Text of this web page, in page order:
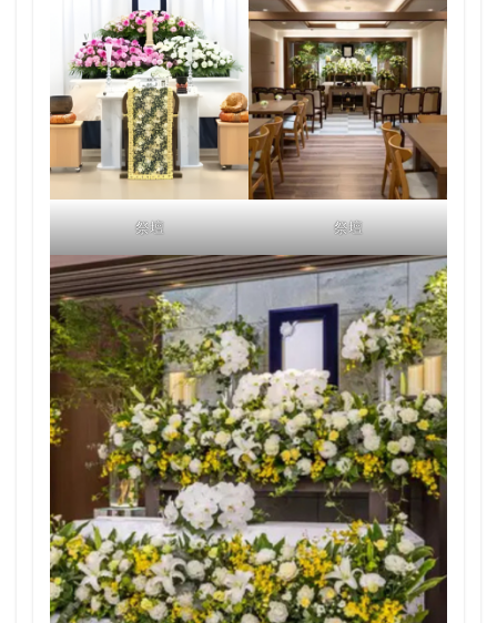
祭壇 祭壇